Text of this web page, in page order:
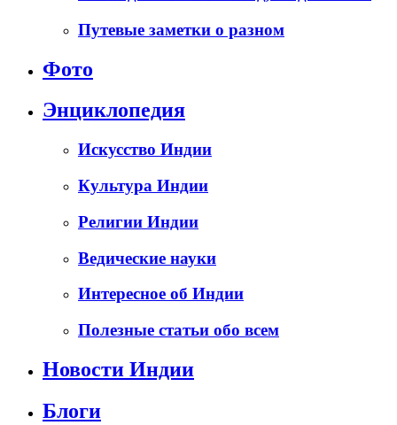
Путевые заметки о разном
Фото
Энциклопедия
Искусство Индии
Культура Индии
Религии Индии
Ведические науки
Интересное об Индии
Полезные статьи обо всем
Новости Индии
Блоги